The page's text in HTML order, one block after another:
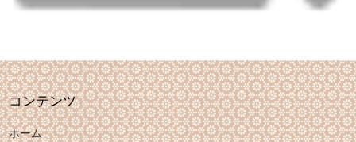
コンテンツ
ホーム